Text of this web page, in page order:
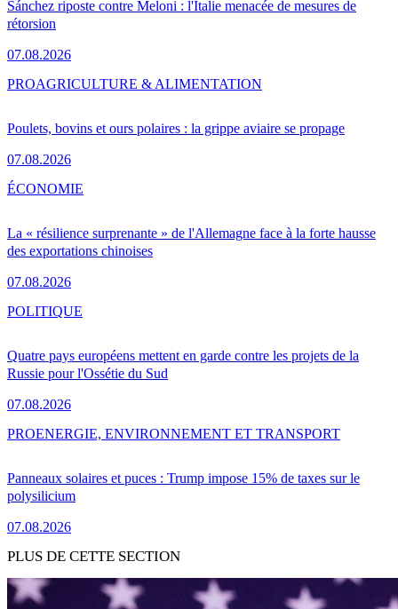
Sánchez riposte contre Meloni : l'Italie menacée de mesures de
rétorsion
07.08.2026
Poulets, bovins et ours polaires : la grippe aviaire se propage
07.08.2026
PROAGRICULTURE & ALIMENTATION
La « résilience surprenante » de l'Allemagne face à la forte hausse
des exportations chinoises
07.08.2026
ÉCONOMIE
Quatre pays européens mettent en garde contre les projets de la
Russie pour l'Ossétie du Sud
07.08.2026
POLITIQUE
Panneaux solaires et puces : Trump impose 15% de taxes sur le
polysilicium
07.08.2026
PROENERGIE, ENVIRONNEMENT ET TRANSPORT
PLUS DE CETTE SECTION